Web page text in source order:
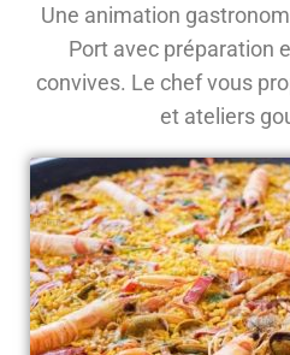
Une animation
Port avec préparation
convives. Le chef vous
et ateliers